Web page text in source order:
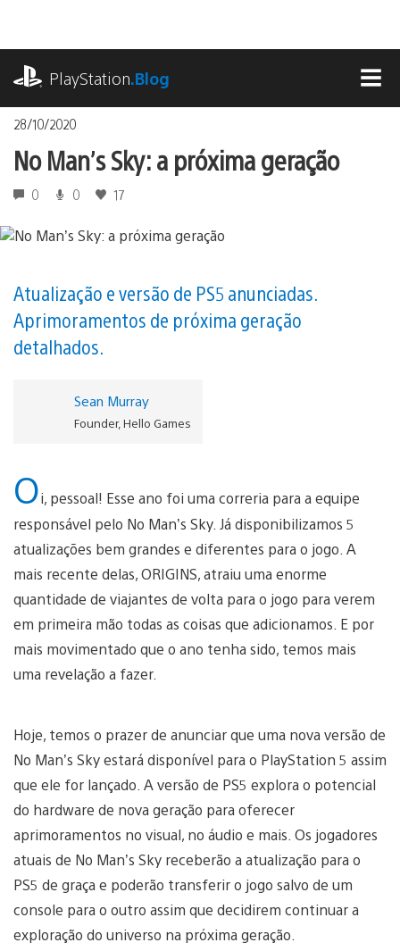
o
conteúdo
PlayStation.Blog
28/10/2020
No Man’s Sky: a próxima geração
0 0 17
Atualização e versão de PS5 anunciadas.
Aprimoramentos de próxima geração
detalhados.
Sean Murray
Founder, Hello Games
Oi, pessoal! Esse ano foi uma correria para a equipe
responsável pelo No Man’s Sky. Já disponibilizamos 5
atualizações bem grandes e diferentes para o jogo. A
mais recente delas, ORIGINS, atraiu uma enorme
quantidade de viajantes de volta para o jogo para verem
em primeira mão todas as coisas que adicionamos. E por
mais movimentado que o ano tenha sido, temos mais
uma revelação a fazer.
Hoje, temos o prazer de anunciar que uma nova versão de
No Man’s Sky estará disponível para o PlayStation 5 assim
que ele for lançado. A versão de PS5 explora o potencial
do hardware de nova geração para oferecer
aprimoramentos no visual, no áudio e mais. Os jogadores
atuais de No Man’s Sky receberão a atualização para o
PS5 de graça e poderão transferir o jogo salvo de um
console para o outro assim que decidirem continuar a
exploração do universo na próxima geração.